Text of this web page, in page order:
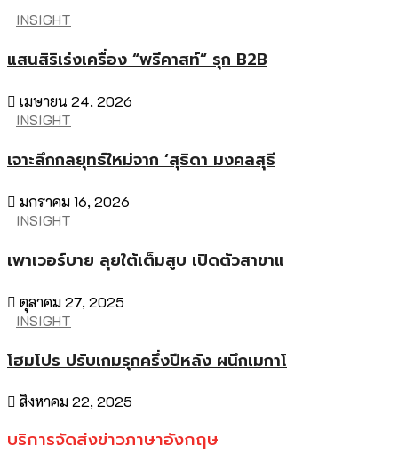
INSIGHT
แสนสิริเร่งเครื่อง “พรีคาสท์” รุก B2B
เมษายน 24, 2026
INSIGHT
เจาะลึกกลยุทธ์ใหม่จาก ‘สุธิดา มงคลสุธี
มกราคม 16, 2026
INSIGHT
เพาเวอร์บาย ลุยใต้เต็มสูบ เปิดตัวสาขาแ
ตุลาคม 27, 2025
INSIGHT
โฮมโปร ปรับเกมรุกครึ่งปีหลัง ผนึกเมกาโ
สิงหาคม 22, 2025
บริการจัดส่งข่าวภาษาอังกฤษ